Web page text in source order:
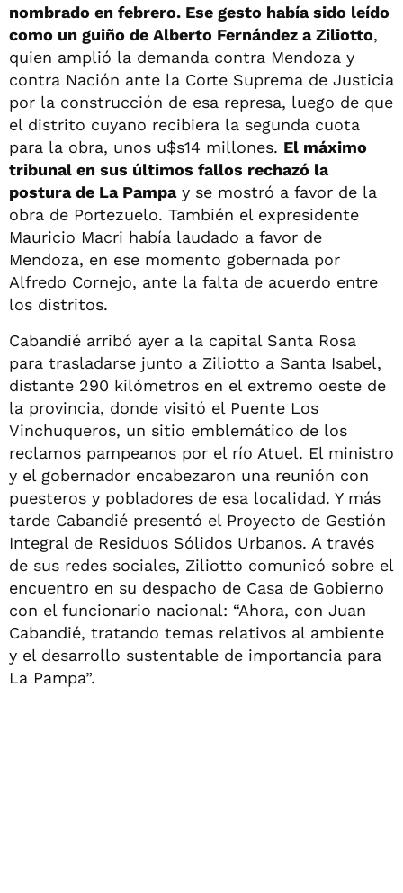
nombrado en febrero. Ese gesto había sido leído
como un guiño de Alberto Fernández a Ziliotto,
quien amplió la demanda contra Mendoza y
contra Nación ante la Corte Suprema de Justicia
por la construcción de esa represa, luego de que
el distrito cuyano recibiera la segunda cuota
para la obra, unos u$s14 millones. El máximo
tribunal en sus últimos fallos rechazó la
postura de La Pampay se mostró a favor de la
obra de Portezuelo. También el expresidente
Mauricio Macri había laudado a favor de
Mendoza, en ese momento gobernada por
Alfredo Cornejo, ante la falta de acuerdo entre
los distritos.
Cabandié arribó ayer a la capital Santa Rosa
para trasladarse junto a Ziliotto a Santa Isabel,
distante 290 kilómetros en el extremo oeste de
la provincia, donde visitó el Puente Los
Vinchuqueros, un sitio emblemático de los
reclamos pampeanos por el río Atuel. El ministro
y el gobernador encabezaron una reunión con
puesteros y pobladores de esa localidad. Y más
tarde Cabandié presentó el Proyecto de Gestión
Integral de Residuos Sólidos Urbanos. A través
de sus redes sociales, Ziliotto comunicó sobre el
encuentro en su despacho de Casa de Gobierno
con el funcionario nacional: “Ahora, con Juan
Cabandié, tratando temas relativos al ambiente
y el desarrollo sustentable de importancia para
La Pampa”.